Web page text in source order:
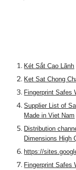
Két Sắt Cao Lãnh
Ket Sat Chong
Fingerprint Safes
Supplier List of
Made in Viet Nam
Distribution
Dimensions High
https://
Fingerprint Safes